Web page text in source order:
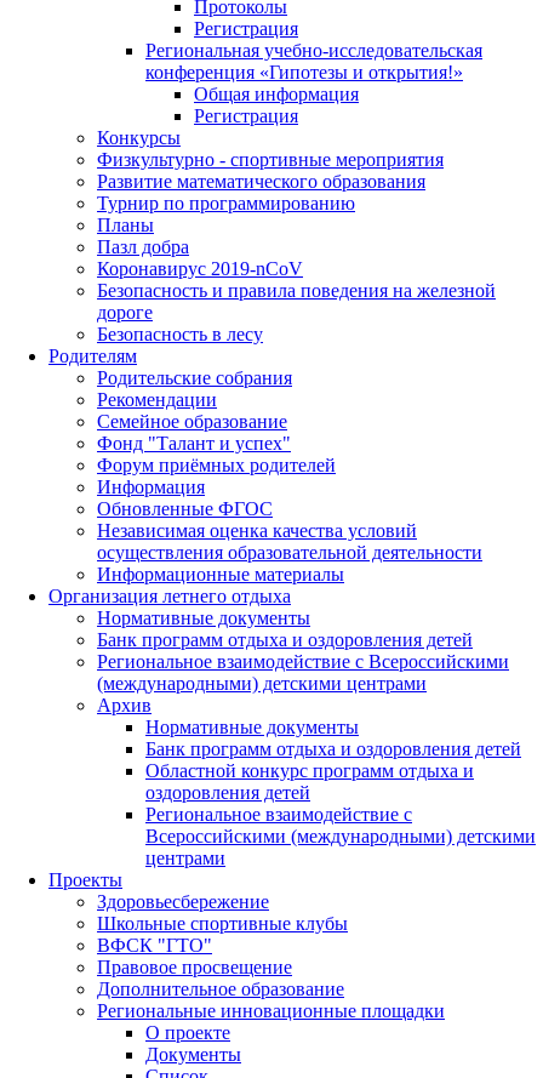
Протоколы
Регистрация
Региональная учебно-исследовательская
конференция «Гипотезы и открытия!»
Общая информация
Регистрация
Конкурсы
Физкультурно - спортивные мероприятия
Развитие математического образования
Турнир по программированию
Планы
Пазл добра
Коронавирус 2019-nCoV
Безопасность и правила поведения на железной
дороге
Безопасность в лесу
Родителям
Родительские собрания
Рекомендации
Семейное образование
Фонд "Талант и успех"
Форум приёмных родителей
Информация
Обновленные ФГОС
Независимая оценка качества условий
осуществления образовательной деятельности
Информационные материалы
Организация летнего отдыха
Нормативные документы
Банк программ отдыха и оздоровления детей
Региональное взаимодействие с Всероссийскими
(международными) детскими центрами
Архив
Нормативные документы
Банк программ отдыха и оздоровления детей
Областной конкурс программ отдыха и
оздоровления детей
Региональное взаимодействие с
Всероссийскими (международными) детскими
центрами
Проекты
Здоровьесбережение
Школьные спортивные клубы
ВФСК "ГТО"
Правовое просвещение
Дополнительное образование
Региональные инновационные площадки
О проекте
Документы